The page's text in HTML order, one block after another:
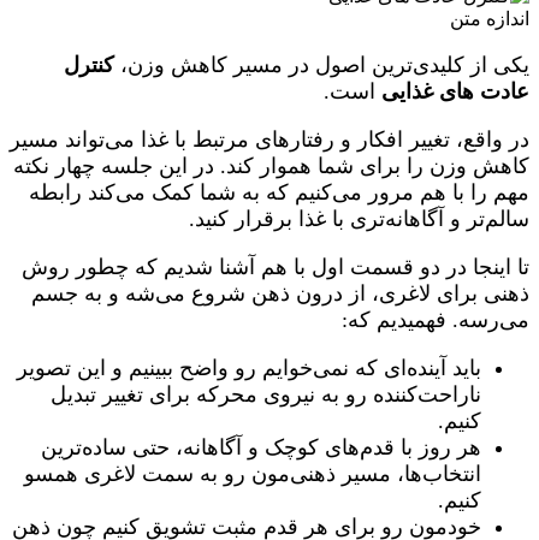
اندازه متن
یکی از کلیدی‌ترین اصول در مسیر کاهش وزن،کنترل
عادت‌ های غذایی است.
در واقع، تغییر افکار و رفتارهای مرتبط با غذا می‌تواند مسیر
کاهش وزن را برای شما هموار کند. در این جلسه چهار نکته
مهم را با هم مرور می‌کنیم که به شما کمک می‌کند رابطه
سالم‌تر و آگاهانه‌تری با غذا برقرار کنید.
تا اینجا در دو قسمت اول با هم آشنا شدیم که چطور روش
ذهنی برای لاغری، از درون ذهن شروع می‌شه و به جسم
می‌رسه. فهمیدیم که:
باید آینده‌ای که نمی‌خوایم رو واضح ببینیم و این تصویر
ناراحت‌کننده رو به نیروی محرکه برای تغییر تبدیل
کنیم.
هر روز با قدم‌های کوچک و آگاهانه، حتی ساده‌ترین
انتخاب‌ها، مسیر ذهنی‌مون رو به سمت لاغری همسو
کنیم.
خودمون رو برای هر قدم مثبت تشویق کنیم چون ذهن